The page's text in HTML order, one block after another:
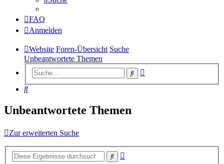
FAQ
Anmelden
Website Foren-Übersicht Suche
Unbeantwortete Themen
Suche
Suche
Unbeantwortete Themen
Zur erweiterten Suche
Suche